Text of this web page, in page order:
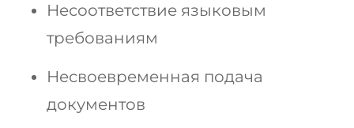
Несоответствие языковым
требованиям
Несвоевременная подача
документов